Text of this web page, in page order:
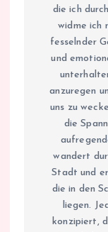
die ich
widme ich
fesselnder
und
anzuregen
uns zu
die
wandert
Stadt und
die in den
liegen.
konzipiert,